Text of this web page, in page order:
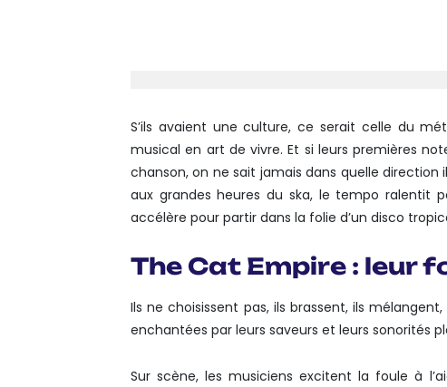
S’ils avaient une culture, ce serait celle du
musical en art de vivre. Et si leurs premières
chanson, on ne sait jamais dans quelle
aux grandes heures du ska, le tempo ralentit
accélère pour partir dans la folie d’un disco
The Cat Empire : leur
Ils ne choisissent pas, ils brassent, ils
enchantées par leurs saveurs et leurs sonorités
Sur scène, les musiciens excitent la foule à